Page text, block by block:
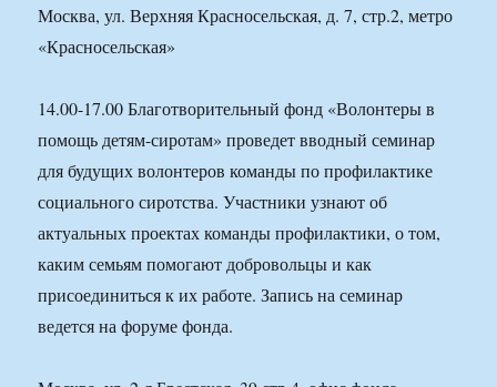
Москва, ул. Верхняя Красносельская, д. 7, стр.2, метро
«Красносельская»
14.00-17.00 Благотворительный фонд «Волонтеры в
помощь детям-сиротам» проведет вводный семинар
для будущих волонтеров команды по профилактике
социального сиротства. Участники узнают об
актуальных проектах команды профилактики, о том,
каким семьям помогают добровольцы и как
присоединиться к их работе. Запись на семинар
ведется на форуме фонда.